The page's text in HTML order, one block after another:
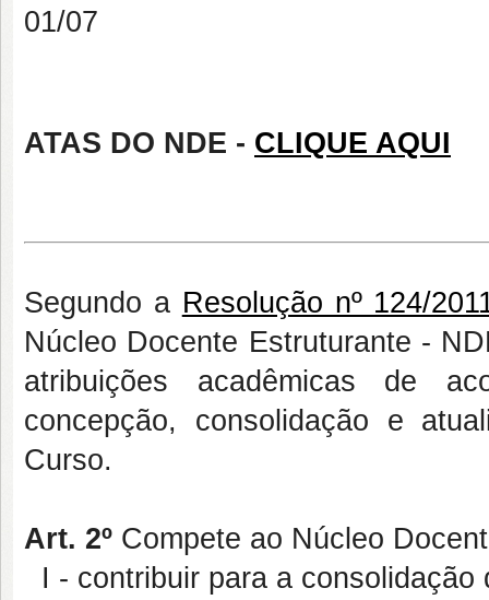
01/07
ATAS DO NDE - CLIQUE AQUI
Segundo a Resolução nº 124/
Núcleo Docente Estruturante -
atribuições acadêmicas de
concepção, consolidação e
Curso.
Art. 2º Compete ao Núcleo
I - contribuir para a